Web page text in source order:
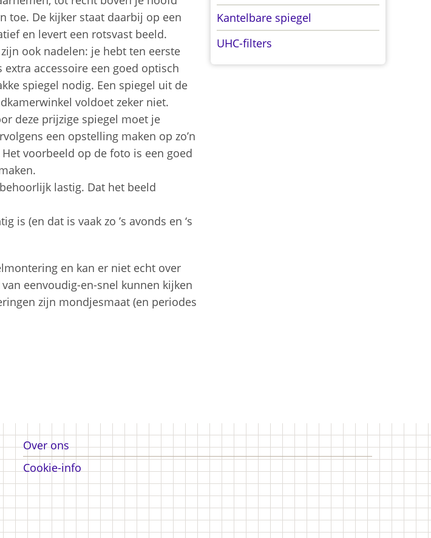
toe. De kijker staat daarbij op een
en levert een rotsvast beeld.
zijn ook nadelen: je hebt ten eerste
extra accessoire een goed optisch
spiegel nodig. Een spiegel uit de
voldoet zeker niet.
deze prijzige spiegel moet je
een opstelling maken op zo’n
voorbeeld op de foto is een goed
lastig. Dat het beeld
is (en dat is vaak zo ’s avonds en ‘s
en kan er niet echt over
eenvoudig-en-snel kunnen kijken
zijn mondjesmaat (en periodes
Kantelbare spiegel
UHC-filters
Over ons
Over ons
Cookie-info